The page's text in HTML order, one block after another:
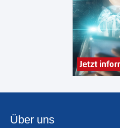
Über uns